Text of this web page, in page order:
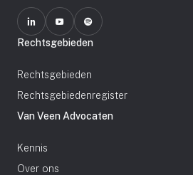
Rechtsgebieden
Rechtsgebieden
Rechtsgebiedenregister
Van Veen Advocaten
Kennis
Over ons